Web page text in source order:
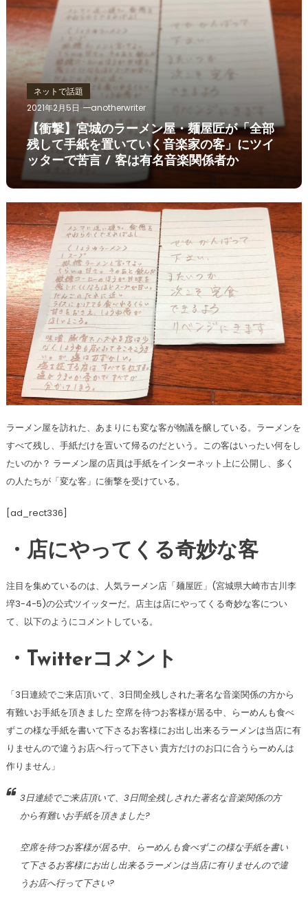
ネットで話題
2021年2月5日
anotherwriter
【衝撃】宮城のラーメン屋・麺屋匠が「全部
残して手紙を置いていく音楽家の客」にツイ
ッターで苦言 / 客は有名音楽関係者か
ラーメン屋を訪れた、あまりにも変な客が物議を醸している。ラーメンを
すべて残し、手紙だけを置いて帰るのだという。この客はいったい何をし
たいのか？ ラーメン屋の店員は手紙をインターネット上に公開し、多く
の人たちが「変な客」に衝撃を受けている。
[ad_rect336]
・店にやってくる奇妙な客
注目を集めているのは、人気ラーメン店「麺屋匠」(宮城県大崎市古川李
埣3-4-5)の公式ツイッターだ。店主は店にやってくる奇妙な客につい
て、以下のようにコメントしている。
・Twitterコメント
「3日連続でご来店頂いて、3日間全残しされた著名な音楽関係の方から
有難いお手紙を頂きました 空席を待つお客様が居る中、らーめんも食べ
ずこの様な手紙を書いて下さるお客様にお出し出来るラーメンは当店に有
りませんので違うお店へ行って下さい 貴方だけのお口に合うらーめんは
作りません」
3日連続でご来店頂いて、3日間全残しされた著名な音楽関係の方
から有難いお手紙を頂きました?
空席を待つお客様が居る中、らーめんも食べずこの様な手紙を書い
て下さるお客様にお出し出来るラーメンは当店に有りませんので違
うお店へ行って下さい?